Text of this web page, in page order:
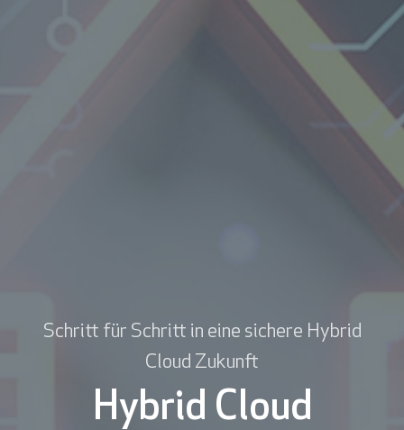
Schritt für Schritt in eine sichere Hybrid
Cloud Zukunft
Hybrid Cloud